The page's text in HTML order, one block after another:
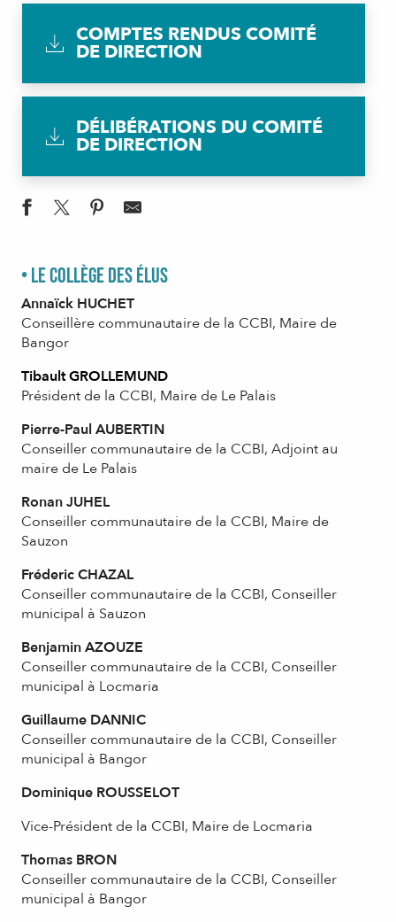
COMPTES RENDUS COMITÉ
DE DIRECTION
DÉLIBÉRATIONS DU COMITÉ
DE DIRECTION
• Le collège des élus
Annaïck HUCHET
Conseillère communautaire de la CCBI, Maire de
Bangor
Tibault GROLLEMUND
Président de la CCBI, Maire de Le Palais
Pierre-Paul AUBERTIN
Conseiller communautaire de la CCBI, Adjoint au
maire de Le Palais
Ronan JUHEL
Conseiller communautaire de la CCBI, Maire de
Sauzon
Fréderic CHAZAL
Conseiller communautaire de la CCBI, Conseiller
municipal à Sauzon
Benjamin AZOUZE
Conseiller communautaire de la CCBI, Conseiller
municipal à Locmaria
Guillaume DANNIC
Conseiller communautaire de la CCBI, Conseiller
municipal à Bangor
Dominique ROUSSELOT
Vice-Président de la CCBI, Maire de Locmaria
Thomas BRON
Conseiller communautaire de la CCBI, Conseiller
municipal à Bangor